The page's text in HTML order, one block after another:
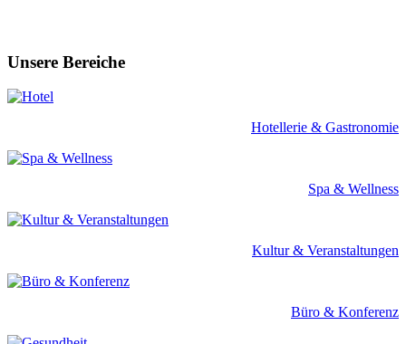
Unsere Bereiche
Hotellerie & Gastronomie
Spa & Wellness
Kultur & Veranstaltungen
Büro & Konferenz